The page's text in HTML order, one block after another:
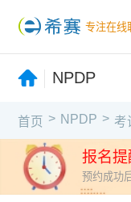
专注在线
NPDP
首页 > NPDP > 考
报名提
预约成功